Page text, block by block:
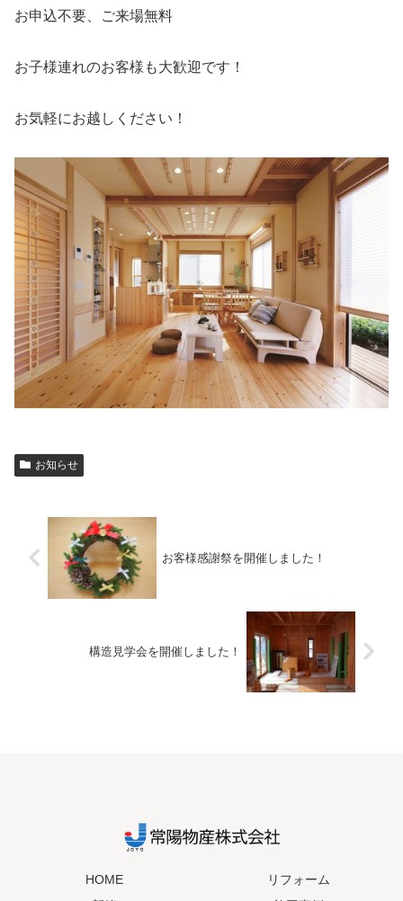
お申込不要、ご来場無料
お子様連れのお客様も大歓迎です！
お気軽にお越しください！
お知らせ
お客様感謝祭を開催しました！
構造見学会を開催しました！
HOME
リフォーム